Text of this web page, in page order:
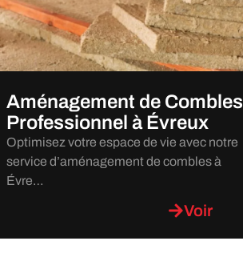
Aménagement de Combles
Professionnel à Évreux
Optimisez votre espace de vie avec notre
service d’aménagement de combles à
Évre…
Voir